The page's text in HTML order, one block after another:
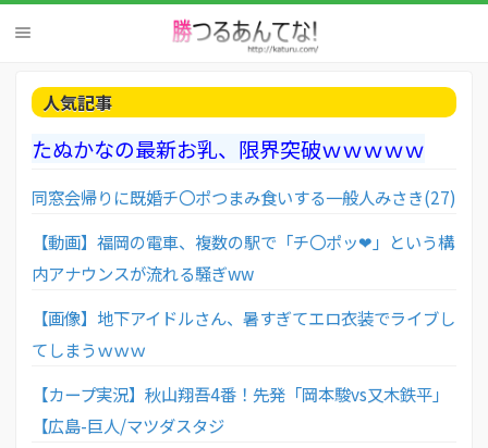
人気記事
たぬかなの最新お乳、限界突破ｗｗｗｗｗ
同窓会帰りに既婚チ〇ポつまみ食いする一般人みさき(27)
【動画】福岡の電車、複数の駅で「チ〇ポッ❤」という構
内アナウンスが流れる騒ぎww
【画像】地下アイドルさん、暑すぎてエロ衣装でライブし
てしまうｗｗｗ
【カープ実況】秋山翔吾4番！先発「岡本駿vs又木鉄平」
【広島-巨人/マツダスタジ